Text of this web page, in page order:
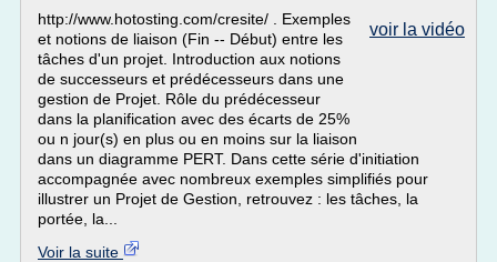
voir la vidéo
http://www.hotosting.com/cresite/ . Exemples
et notions de liaison (Fin -- Début) entre les
tâches d'un projet. Introduction aux notions
de successeurs et prédécesseurs dans une
gestion de Projet. Rôle du prédécesseur
dans la planification avec des écarts de 25%
ou n jour(s) en plus ou en moins sur la liaison
dans un diagramme PERT. Dans cette série d'initiation
accompagnée avec nombreux exemples simplifiés pour
illustrer un Projet de Gestion, retrouvez : les tâches, la
portée, la...
Voir la suite